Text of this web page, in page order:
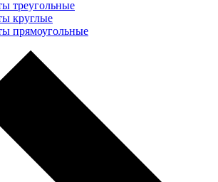
треугольные
круглые
прямоугольные